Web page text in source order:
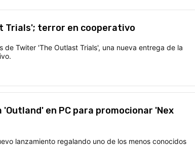
Trials'; terror en cooperativo
de Twiter 'The Outlast Trials', una nueva entrega de la
en PC para promocionar 'Nex
lanzamiento regalando uno de los menos conocidos